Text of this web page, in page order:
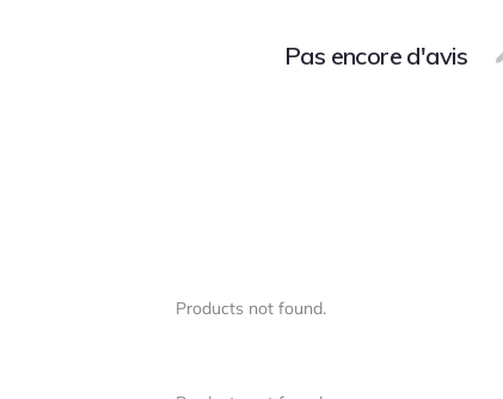
Pas encore d'avis
Products not found.